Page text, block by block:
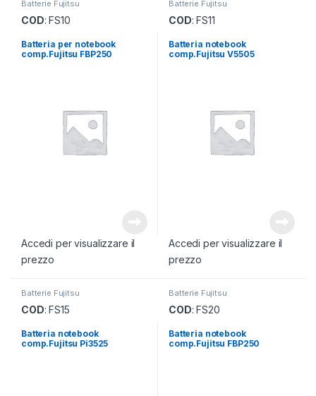
Batterie Fujitsu
COD: FS10
Batteria per notebook
comp.Fujitsu FBP250
Accedi per visualizzare il
prezzo
Batterie Fujitsu
COD: FS11
Batteria notebook
comp.Fujitsu V5505
Accedi per visualizzare il
prezzo
Batterie Fujitsu
COD: FS15
Batteria notebook
comp.Fujitsu Pi3525
Batterie Fujitsu
COD: FS20
Batteria notebook
comp.Fujitsu FBP250